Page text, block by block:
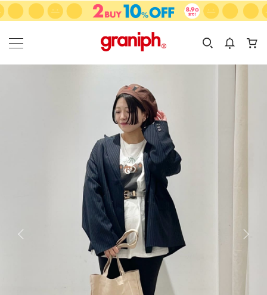
カテゴリーから探す
KIDS
カテゴリ
サイズ